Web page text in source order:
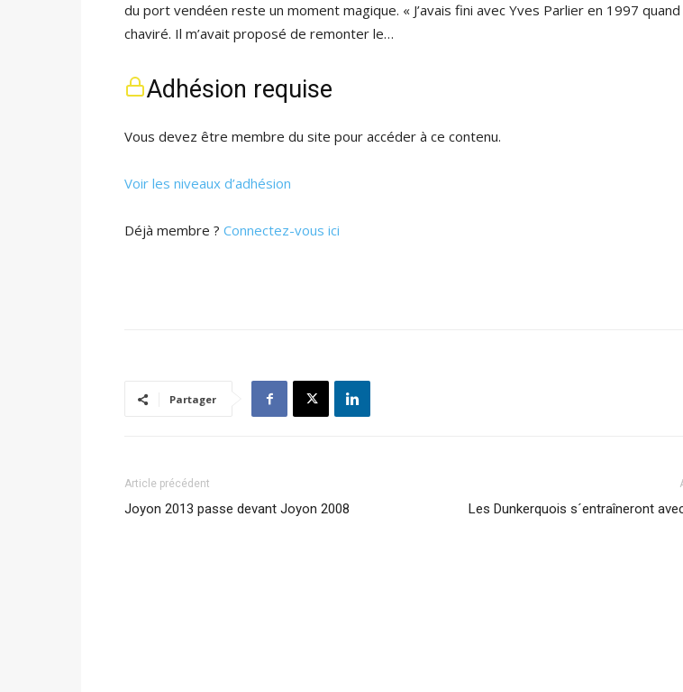
du port vendéen reste un moment magique. « J’avais fini avec Yves Parlier en 1997 quand
chaviré. Il m’avait proposé de remonter le…
Adhésion requise
Vous devez être membre du site pour accéder à ce contenu.
Voir les niveaux d’adhésion
Déjà membre ? Connectez-vous ici
Partager
Article précédent
Joyon 2013 passe devant Joyon 2008 Les Dunkerquois s´entraîneront